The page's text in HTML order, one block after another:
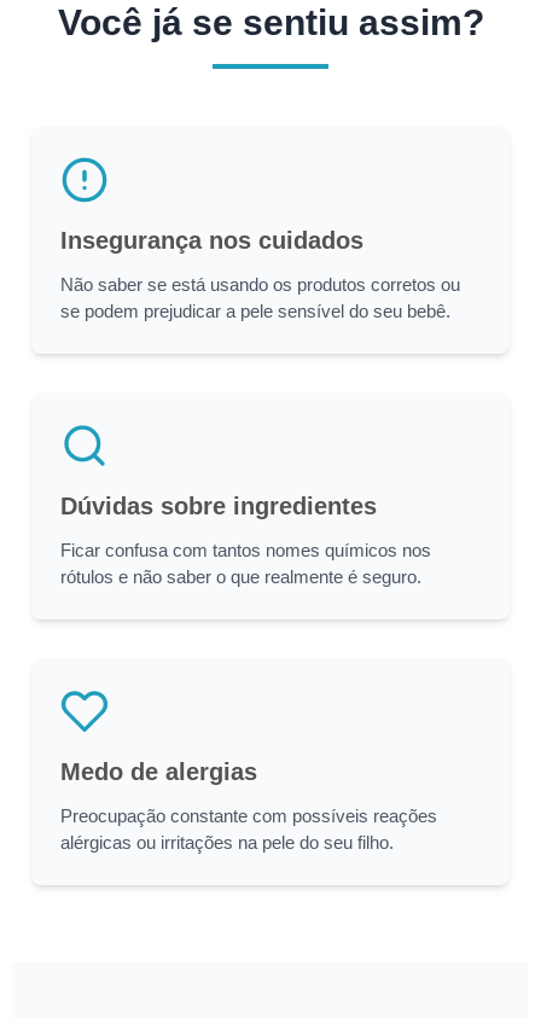
Você já se sentiu assim?
Insegurança nos cuidados
Não saber se está usando os produtos corretos ou
se podem prejudicar a pele sensível do seu bebê.
Dúvidas sobre ingredientes
Ficar confusa com tantos nomes químicos nos
rótulos e não saber o que realmente é seguro.
Medo de alergias
Preocupação constante com possíveis reações
alérgicas ou irritações na pele do seu filho.